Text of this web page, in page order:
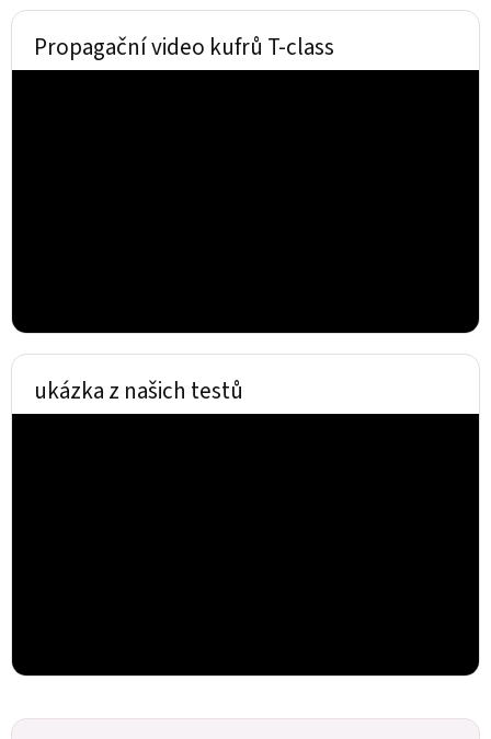
Propagační video kufrů T-class
ukázka z našich testů